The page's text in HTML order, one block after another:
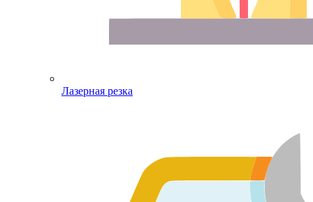
Лазерная резка